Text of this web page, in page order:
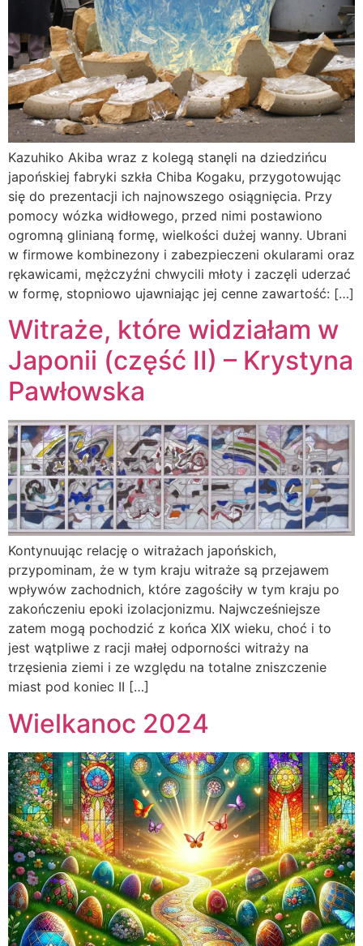
Kazuhiko Akiba wraz z kolegą stanęli na dziedzińcu
japońskiej fabryki szkła Chiba Kogaku, przygotowując
się do prezentacji ich najnowszego osiągnięcia. Przy
pomocy wózka widłowego, przed nimi postawiono
ogromną glinianą formę, wielkości dużej wanny. Ubrani
w firmowe kombinezony i zabezpieczeni okularami oraz
rękawicami, mężczyźni chwycili młoty i zaczęli uderzać
w formę, stopniowo ujawniając jej cenne zawartość: […]
Witraże, które widziałam w
Japonii (część II) – Krystyna
Pawłowska
Kontynuując relację o witrażach japońskich,
przypominam, że w tym kraju witraże są przejawem
wpływów zachodnich, które zagościły w tym kraju po
zakończeniu epoki izolacjonizmu. Najwcześniejsze
zatem mogą pochodzić z końca XIX wieku, choć i to
jest wątpliwe z racji małej odporności witraży na
trzęsienia ziemi i ze względu na totalne zniszczenie
miast pod koniec II […]
Wielkanoc 2024